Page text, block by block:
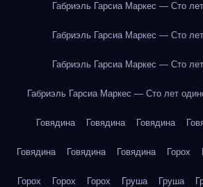
Габриэль Гарсиа Маркес — Сто
Габриэль Гарсиа Маркес — Сто
Габриэль Гарсиа Маркес — Сто
Габриэль Гарсиа Маркес — Сто лет
Говядина Говядина Говядина
Говядина Говядина Говядина Горох
Горох Горох Горох Груша Груша